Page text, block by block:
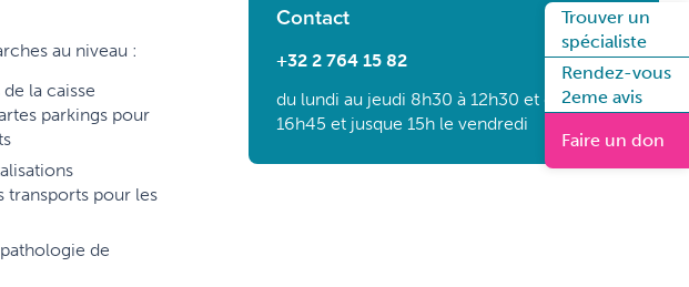
Trouver un
spécialiste
Rendez-vous
2eme avis
Faire un don
au niveau :
la caisse
parkings pour
transports pour les
de
Contact
+32 2 764 15 82
du lundi au jeudi 8h30 à 12h30 et de 13h15 à
16h45 et jusque 15h le vendredi